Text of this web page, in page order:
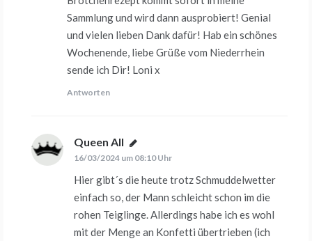
Sammlung und wird dann ausprobiert! Genial
und vielen lieben Dank dafür! Hab ein schönes
Wochenende, liebe Grüße vom Niederrhein
sende ich Dir! Loni x
Antworten
Queen All sagt:
16/03/2024 um 08:10 Uhr
Hier gibt´s die heute trotz Schmuddelwetter
einfach so, der Mann schleicht schon im die
rohen Teiglinge. Allerdings habe ich es wohl
mit der Menge an Konfetti übertrieben (ich